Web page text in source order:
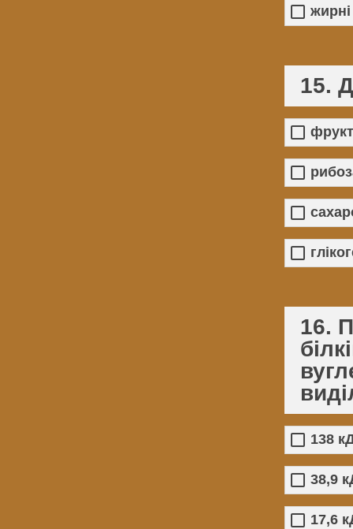
15.
16.
138
38,9
17,6